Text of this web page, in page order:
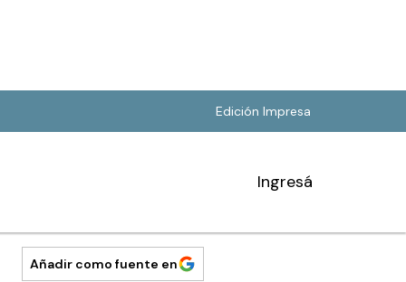
Edición Impresa
Ingresá
Añadir como fuente en